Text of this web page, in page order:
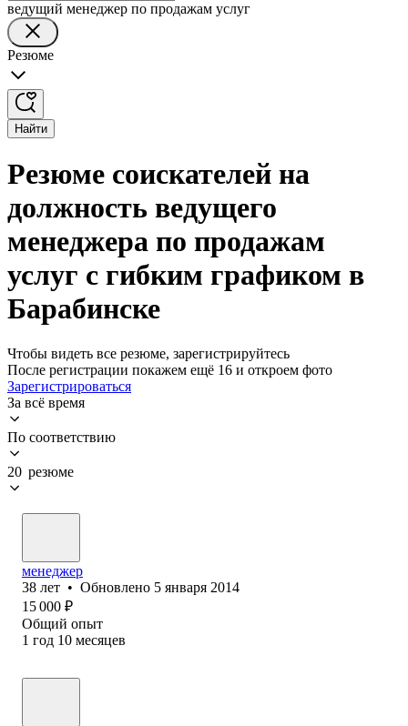
ведущий менеджер по продажам услуг
Резюме
Найти
Резюме соискателей на
должность ведущего
менеджера по продажам
услуг с гибким графиком в
Барабинске
Чтобы видеть все резюме, зарегистрируйтесь
После регистрации покажем ещё 16 и откроем фото
Зарегистрироваться
За всё время
По соответствию
20 резюме
менеджер
38 лет • Обновлено 5 января 2014
15 000 ₽
Общий опыт
1 год 10 месяцев